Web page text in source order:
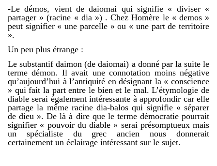
-Le démos, vient de daiomai qui signifie « diviser «
partager » (racine « dia ») . Chez Homère le « demos »
peut signifier « une parcelle » ou « une part de territoire
».
Un peu plus étrange :
Le substantif daimon (de daiomai) a donné par la suite le
terme démon. Il avait une connotation moins négative
qu’aujourd’hui à l’antiquité en désignant la « conscience
» qui fait la part entre le bien et le mal. L’étymologie de
diable serai également intéressante à approfondir car elle
partage la même racine dia-balos qui signifie « séparer
de dieu ». De là à dire que le terme démocratie pourrait
signifier « pouvoir du diable » serai présomptueux mais
un spécialiste du grec ancien nous donnerait
certainement un éclairage intéressant sur le sujet.